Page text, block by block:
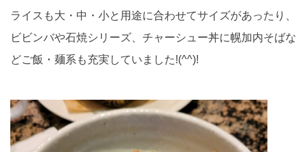
ライスも大・中・小と用途に合わせてサイズがあったり、
ビビンバや石焼シリーズ、チャーシュー丼に幌加内そばな
どご飯・麺系も充実していました!(^^)!